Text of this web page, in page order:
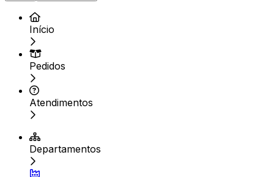
Início
Pedidos
Atendimentos
Departamentos